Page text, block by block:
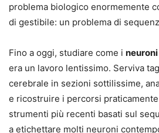
problema biologico enormemente
di gestibile: un problema di
Fino a oggi, studiare come i neuroni
era un lavoro lentissimo. Serviva
cerebrale in sezioni sottilissime,
e ricostruire i percorsi
strumenti più recenti basati sul
a etichettare molti neuroni